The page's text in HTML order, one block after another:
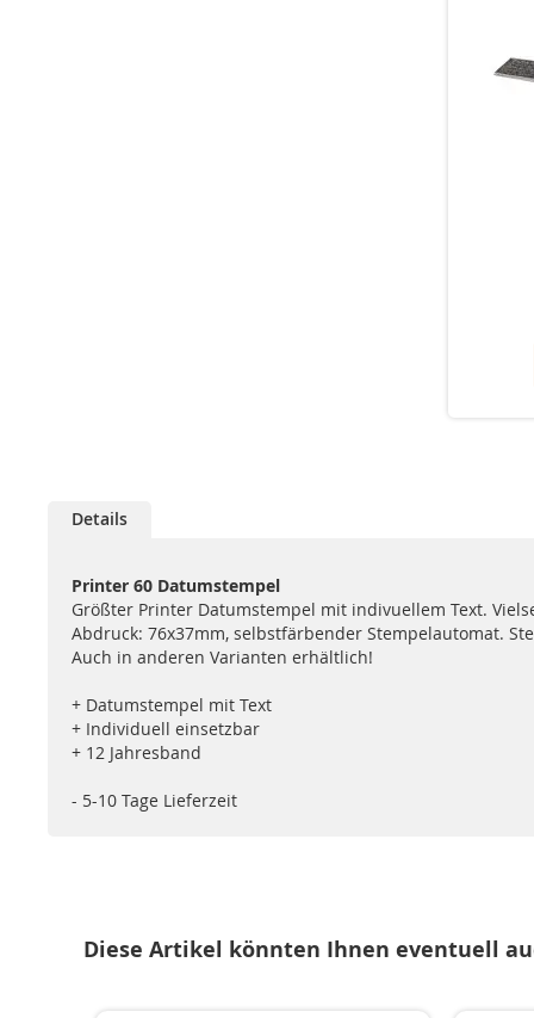
Details
Printer 60 Datumstempel
Größter Printer Datumstempel mit indivuellem Text.
Abdruck: 76x37mm, selbstfärbender Stempelautomat.
Auch in anderen Varianten erhältlich!
+ Datumstempel mit Text
+ Individuell einsetzbar
+ 12 Jahresband
- 5-10 Tage Lieferzeit
Diese Artikel könnten Ihnen eventuell